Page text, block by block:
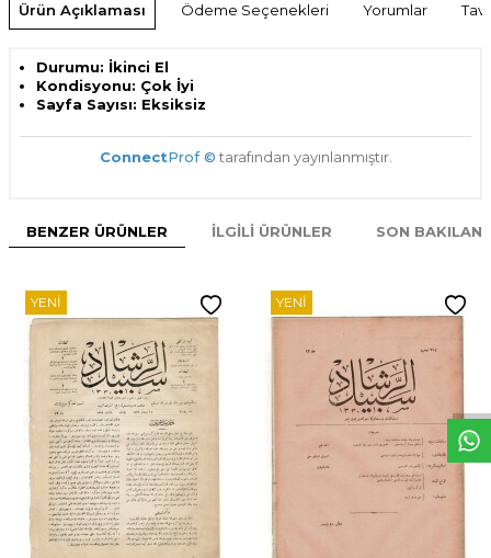
WhtsppDeseHatt
Ürün Açıklaması Ödeme Seçenekleri Yorumlar
Durumu: İkinci El
Kondisyonu: Çok İyi
Sayfa Sayısı: Eksiksiz
ConnectProf © tarafından yayınlanmıştır.
BENZER ÜRÜNLER İLGILI ÜRÜNLER SON
YENI YENI